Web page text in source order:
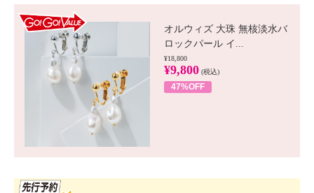
オルウィズ 大珠 無核淡水バ
ロックパール イ...
¥18,800
¥9,800 (税込)
47%OFF